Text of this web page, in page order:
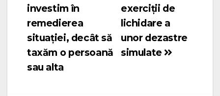
exerciții de
lichidare a
unor dezastre
simulate
investim în
remedierea
situației, decât să
taxăm o persoană
sau alta